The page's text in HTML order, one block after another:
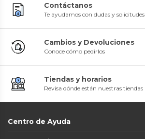
Contáctanos
Te ayudamos con dudas y solicitudes
Cambios y Devoluciones
Conoce cómo pedirlos
Tiendas y horarios
Revisa dónde están nuestras tiendas
Centro de Ayuda